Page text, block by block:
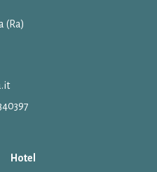
(Ra)
Hotel